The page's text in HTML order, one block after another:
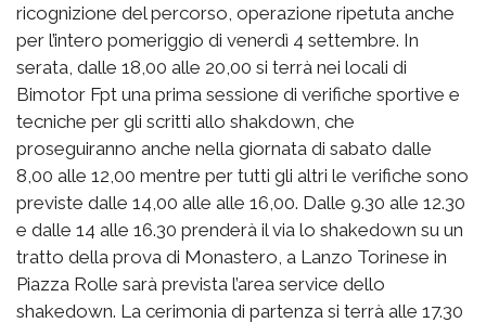
ricognizione del percorso, operazione ripetuta anche
per l’intero pomeriggio di venerdì 4 settembre. In
serata, dalle 18,00 alle 20,00 si terrà nei locali di
Bimotor Fpt una prima sessione di verifiche sportive e
tecniche per gli scritti allo shakdown, che
proseguiranno anche nella giornata di sabato dalle
8,00 alle 12,00 mentre per tutti gli altri le verifiche sono
previste dalle 14,00 alle alle 16,00. Dalle 9.30 alle 12.30
e dalle 14 alle 16.30 prenderà il via lo shakedown su un
tratto della prova di Monastero, a Lanzo Torinese in
Piazza Rolle sarà prevista l’area service dello
shakedown. La cerimonia di partenza si terrà alle 17.30